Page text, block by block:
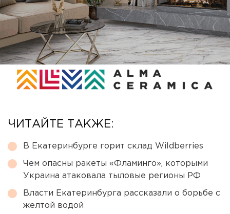
ЧИТАЙТЕ ТАКЖЕ:
В Екатеринбурге горит склад Wildberries
Чем опасны ракеты «Фламинго», которыми
Украина атаковала тыловые регионы РФ
Власти Екатеринбурга рассказали о борьбе с
желтой водой